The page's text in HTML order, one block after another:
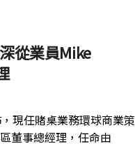
從業員Mike
現任賭桌業務環球商業策
董事總經理，任命由